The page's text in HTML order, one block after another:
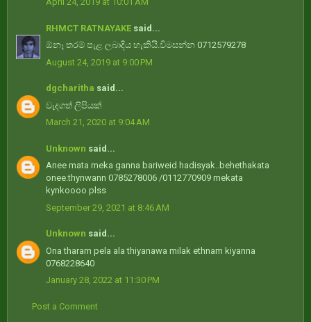
RHMCT RATNAYAKE said...
ඕනෑ තරම් පැළ ලබාදිය හැකියි.විමසන්න 0712579278
August 24, 2019 at 9:00 PM
dgcharitha said...
වැදගත් ලිපියක්
March 21, 2020 at 9:04 AM
Unknown said...
Anee mata meka ganna bariweid hadisyak..behethakata
onee.thynwann 0785278006 /0112770909 mekata
kynkoooo plss
September 29, 2021 at 8:46 AM
Unknown said...
Ona tharam pela ala thiyanawa milak ethnam kiyanna
0768228640
January 28, 2022 at 11:30 PM
Post a Comment